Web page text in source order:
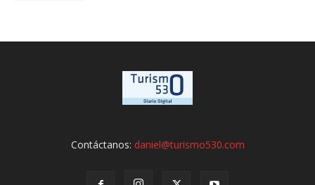
Contáctanos: daniel@turismo530.com